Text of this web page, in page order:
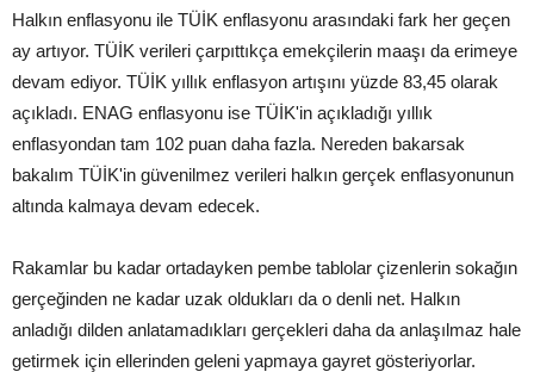
Halkın enflasyonu ile TÜİK enflasyonu arasındaki fark her geçen
ay artıyor. TÜİK verileri çarpıttıkça emekçilerin maaşı da erimeye
devam ediyor. TÜİK yıllık enflasyon artışını yüzde 83,45 olarak
açıkladı. ENAG enflasyonu ise TÜİK'in açıkladığı yıllık
enflasyondan tam 102 puan daha fazla. Nereden bakarsak
bakalım TÜİK'in güvenilmez verileri halkın gerçek enflasyonunun
altında kalmaya devam edecek.
Rakamlar bu kadar ortadayken pembe tablolar çizenlerin sokağın
gerçeğinden ne kadar uzak oldukları da o denli net. Halkın
anladığı dilden anlatamadıkları gerçekleri daha da anlaşılmaz hale
getirmek için ellerinden geleni yapmaya gayret gösteriyorlar.